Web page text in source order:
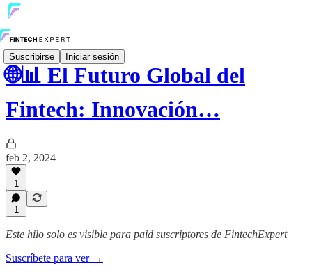
Suscribirse Iniciar sesión
🌐📊 El Futuro Global del
Fintech: Innovación…
feb 2, 2024
1
1
Este hilo solo es visible para paid suscriptores de FintechExpert
Suscríbete para ver →